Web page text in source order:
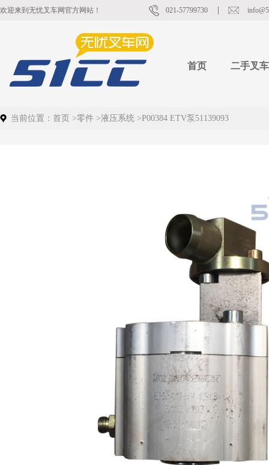
欢迎来到无忧叉车网官方网站！ 021-57799730
首页 二手叉车
当前位置： 首页 >零件 >液压系统 >P00384 ETV泵51139093